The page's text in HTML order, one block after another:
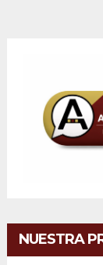
NUESTRA